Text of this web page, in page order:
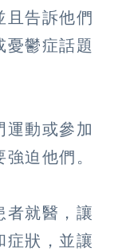
且告訴他們
憂鬱症話題
運動或參加
迫他們。
者就醫，讓
症狀，並讓